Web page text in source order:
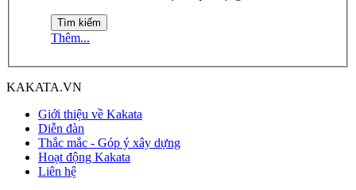
Thêm...
KAKATA.VN
Giới thiệu về Kakata
Diễn đàn
Thắc mắc - Góp ý xây dựng
Hoạt động Kakata
Liên hệ